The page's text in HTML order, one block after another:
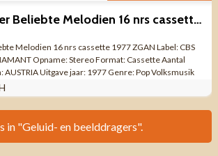
Martin Antretter Beliebte Melodien 16 nrs cassette 1977 ZGAN
Melodien 16 nrs cassette 1977 ZGAN Label: CBS
Opname: Stereo Format: Cassette Aantal
Uitgave jaar: 1977 Genre: Pop Volksmusik
in "Geluid- en beelddragers".